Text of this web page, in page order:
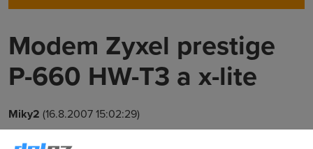
Modem Zyxel prestige
P-660 HW-T3 a x-lite
Miky2 (16.8.2007 15:02:29)